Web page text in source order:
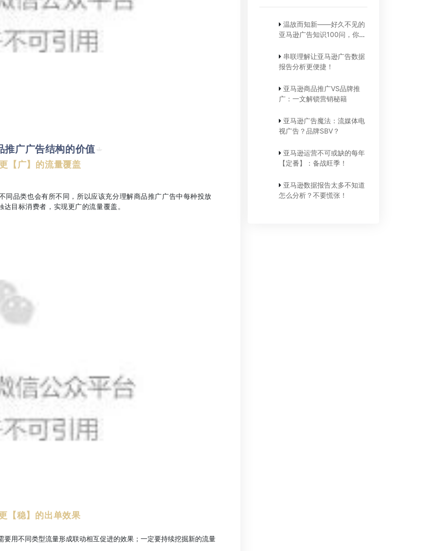
推广广告结构的价值
【广】的流量覆盖
品类也会有所不同， 所以应该充分理解商品推广广告中每种投放
目标消费者，实现更广的流量覆盖。
【稳】的出单效果
用不同类型流量形成联动相互促进的效果；一定要持续挖掘新的流量
温故而知新——好久不见的
亚马逊广告知识100问，你还
串联理解让亚马逊广告数据
报告分析更便捷！
亚马逊商品推广VS品牌推
广：一文解锁营销秘籍
亚马逊广告魔法：流媒体电
视广告？品牌SBV？
亚马逊运营不可或缺的每年
【定番】：备战旺季！
亚马逊数据报告太多不知道
怎么分析？不要慌张！